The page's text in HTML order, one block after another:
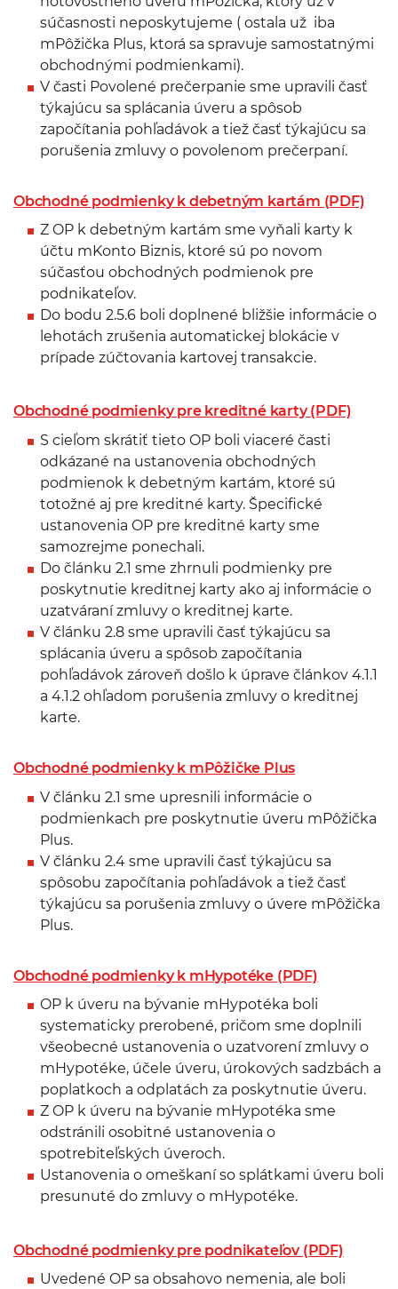
súčasnosti neposkytujeme ( ostala už iba
mPôžička Plus, ktorá sa spravuje samostatnými
obchodnými podmienkami).
V časti Povolené prečerpanie sme upravili časť
týkajúcu sa splácania úveru a spôsob
započítania pohľadávok a tiež časť týkajúcu sa
porušenia zmluvy o povolenom prečerpaní.
Obchodné podmienky k debetným kartám (PDF)
Z OP k debetným kartám sme vyňali karty k
účtu mKonto Biznis, ktoré sú po novom
súčasťou obchodných podmienok pre
podnikateľov.
Do bodu 2.5.6 boli doplnené bližšie informácie o
lehotách zrušenia automatickej blokácie v
prípade zúčtovania kartovej transakcie.
Obchodné podmienky pre kreditné karty (PDF)
S cieľom skrátiť tieto OP boli viaceré časti
odkázané na ustanovenia obchodných
podmienok k debetným kartám, ktoré sú
totožné aj pre kreditné karty. Špecifické
ustanovenia OP pre kreditné karty sme
samozrejme ponechali.
Do článku 2.1 sme zhrnuli podmienky pre
poskytnutie kreditnej karty ako aj informácie o
uzatváraní zmluvy o kreditnej karte.
V článku 2.8 sme upravili časť týkajúcu sa
splácania úveru a spôsob započítania
pohľadávok zároveň došlo k úprave článkov 4.1.1
a 4.1.2 ohľadom porušenia zmluvy o kreditnej
karte.
Obchodné podmienky k mPôžičke Plus
V článku 2.1 sme upresnili informácie o
podmienkach pre poskytnutie úveru mPôžička
Plus.
V článku 2.4 sme upravili časť týkajúcu sa
spôsobu započítania pohľadávok a tiež časť
týkajúcu sa porušenia zmluvy o úvere mPôžička
Plus.
Obchodné podmienky k mHypotéke (PDF)
OP k úveru na bývanie mHypotéka boli
systematicky prerobené, pričom sme doplnili
všeobecné ustanovenia o uzatvorení zmluvy o
mHypotéke, účele úveru, úrokových sadzbách a
poplatkoch a odplatách za poskytnutie úveru.
Z OP k úveru na bývanie mHypotéka sme
odstránili osobitné ustanovenia o
spotrebiteľských úveroch.
Ustanovenia o omeškaní so splátkami úveru boli
presunuté do zmluvy o mHypotéke.
Obchodné podmienky pre podnikateľov (PDF)
Uvedené OP sa obsahovo nemenia, ale boli